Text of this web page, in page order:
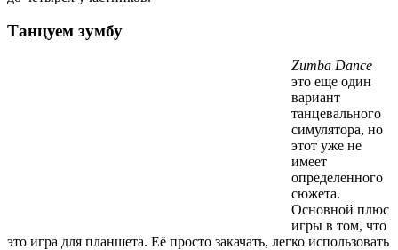
Танцуем зумбу
Zumba Dance
это еще один
вариант
танцевального
симулятора, но
этот уже не
имеет
определенного
сюжета.
Основной плюс
игры в том, что
это игра для планшета. Её просто закачать, легко использовать